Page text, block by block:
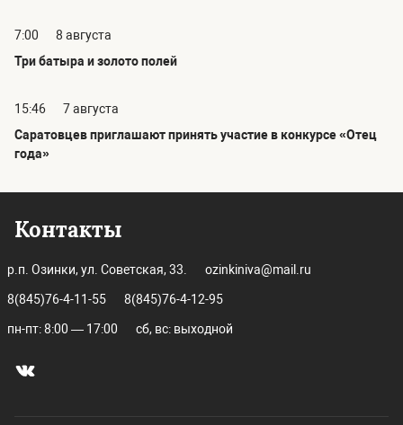
7:00
8 августа
Три батыра и золото полей
15:46
7 августа
Саратовцев приглашают принять участие в конкурсе «Отец
года»
Контакты
р.п. Озинки, ул. Советская, 33. ozinkiniva@mail.ru
8(845)76-4-11-55 8(845)76-4-12-95
пн-пт: 8:00 — 17:00 сб, вс: выходной